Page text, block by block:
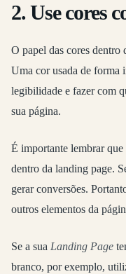
2. Use cores
O papel das cores dentro
Uma cor usada de forma
legibilidade e fazer com
sua página.
É importante lembrar
dentro da landing page.
gerar conversões.
outros elementos da
Se a sua Landing Page
branco, por exemplo,